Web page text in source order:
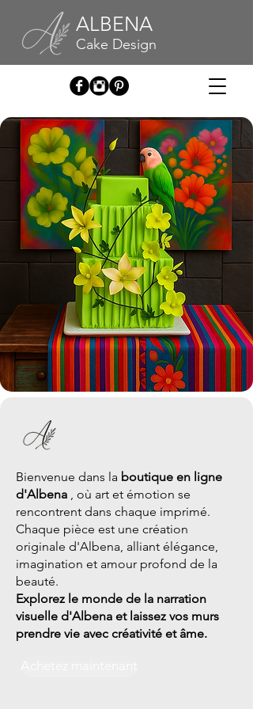
ALBENA
Cake Design
Bienvenue dans la boutique en ligne
d'Albena , où art et émotion se
rencontrent dans chaque imprimé.
Chaque pièce est une création
originale d'Albena, alliant élégance,
imagination et amour profond de la
beauté.
Explorez le monde de la narration
visuelle d'Albena et laissez vos murs
prendre vie avec créativité et âme.